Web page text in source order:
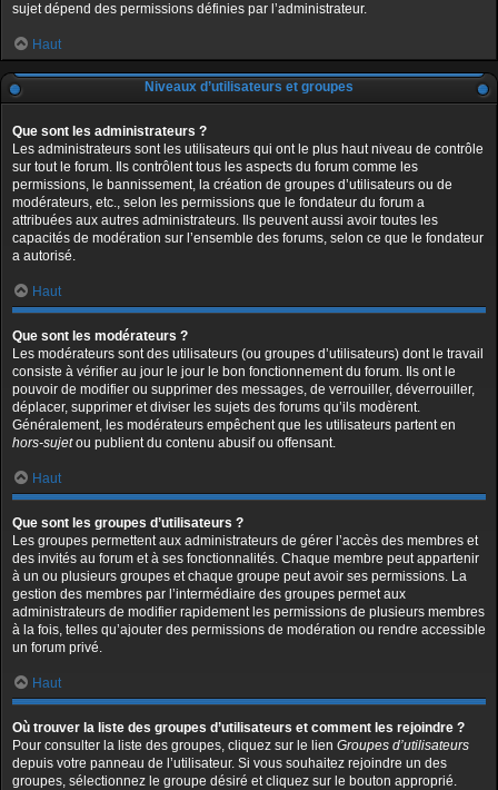
sujet dépend des permissions définies par l’administrateur.
Haut
Niveaux d’utilisateurs et groupes
Que sont les administrateurs ?
Les administrateurs sont les utilisateurs qui ont le plus haut niveau de contrôle
sur tout le forum. Ils contrôlent tous les aspects du forum comme les
permissions, le bannissement, la création de groupes d’utilisateurs ou de
modérateurs, etc., selon les permissions que le fondateur du forum a
attribuées aux autres administrateurs. Ils peuvent aussi avoir toutes les
capacités de modération sur l’ensemble des forums, selon ce que le fondateur
a autorisé.
Haut
Que sont les modérateurs ?
Les modérateurs sont des utilisateurs (ou groupes d’utilisateurs) dont le travail
consiste à vérifier au jour le jour le bon fonctionnement du forum. Ils ont le
pouvoir de modifier ou supprimer des messages, de verrouiller, déverrouiller,
déplacer, supprimer et diviser les sujets des forums qu’ils modèrent.
Généralement, les modérateurs empêchent que les utilisateurs partent en
hors-sujetou publient du contenu abusif ou offensant.
Haut
Que sont les groupes d’utilisateurs ?
Les groupes permettent aux administrateurs de gérer l’accès des membres et
des invités au forum et à ses fonctionnalités. Chaque membre peut appartenir
à un ou plusieurs groupes et chaque groupe peut avoir ses permissions. La
gestion des membres par l’intermédiaire des groupes permet aux
administrateurs de modifier rapidement les permissions de plusieurs membres
à la fois, telles qu’ajouter des permissions de modération ou rendre accessible
un forum privé.
Haut
Où trouver la liste des groupes d’utilisateurs et comment les rejoindre ?
Pour consulter la liste des groupes, cliquez sur le lien Groupes d’utilisateurs
depuis votre panneau de l’utilisateur. Si vous souhaitez rejoindre un des
groupes, sélectionnez le groupe désiré et cliquez sur le bouton approprié.